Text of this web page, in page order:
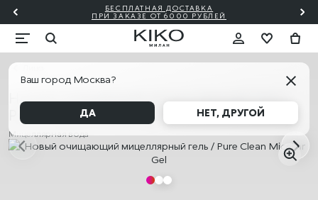
БЕСПЛАТНАЯ ДОСТАВКА
ПРИ ЗАКАЗЕ ОТ 6000 РУБЛЕЙ
Ваш город Москва?
ДА НЕТ, ДРУГОЙ
Новый очищающий мицеллярный гель /
Pure Clean Micellar Gel
Мицеллярная вода